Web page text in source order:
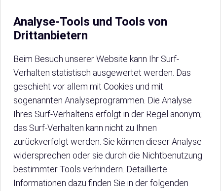
Analyse-Tools und Tools von
Drittanbietern
Beim Besuch unserer Website kann Ihr Surf-
Verhalten statistisch ausgewertet werden. Das
geschieht vor allem mit Cookies und mit
sogenannten Analyseprogrammen. Die Analyse
Ihres Surf-Verhaltens erfolgt in der Regel anonym;
das Surf-Verhalten kann nicht zu Ihnen
zurückverfolgt werden. Sie können dieser Analyse
widersprechen oder sie durch die Nichtbenutzung
bestimmter Tools verhindern. Detaillierte
Informationen dazu finden Sie in der folgenden